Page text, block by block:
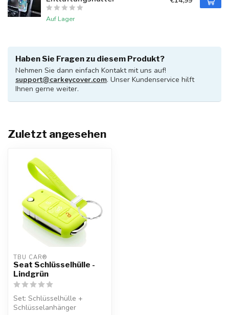
Auf Lager
Haben Sie Fragen zu diesem Produkt?
Nehmen Sie dann einfach Kontakt mit uns auf!
support@carkeycover.com. Unser Kundenservice hilft
Ihnen gerne weiter.
Zuletzt angesehen
TBU CAR®
Seat Schlüsselhülle -
Lindgrün
Set: Schlüsselhülle +
Schlüsselanhänger